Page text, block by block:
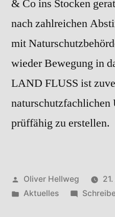
& Co ins Stocken
nach zahlreichen
mit
wieder Bewegung in
LAND FLUSS ist
prüffähig zu erstellen.
Veröffentlicht
von
Oliver Hellweg
Veröffentlicht
Aktuelles